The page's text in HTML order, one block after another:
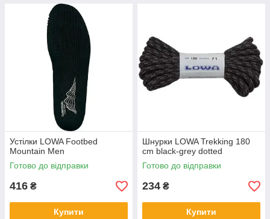
Устілки LOWA Footbed
Mountain Men
Готово до відправки
416 ₴
Купити
Шнурки LOWA Trekking 180
cm black-grey dotted
Готово до відправки
234 ₴
Купити